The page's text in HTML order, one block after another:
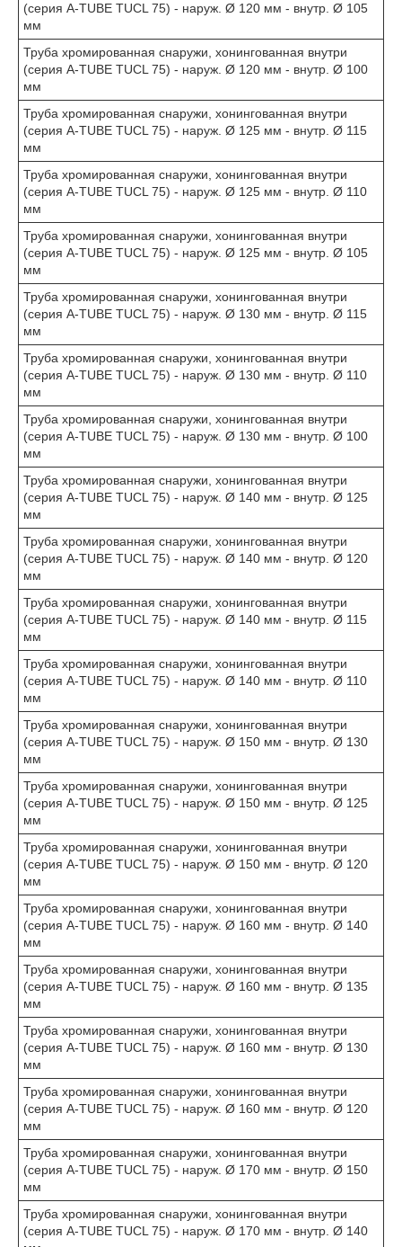
(серия A-TUBE TUCL 75) - наруж. Ø 120 мм - внутр. Ø 105
мм
Труба хромированная снаружи, хонингованная внутри
(серия A-TUBE TUCL 75) - наруж. Ø 120 мм - внутр. Ø 100
мм
Труба хромированная снаружи, хонингованная внутри
(серия A-TUBE TUCL 75) - наруж. Ø 125 мм - внутр. Ø 115
мм
Труба хромированная снаружи, хонингованная внутри
(серия A-TUBE TUCL 75) - наруж. Ø 125 мм - внутр. Ø 110
мм
Труба хромированная снаружи, хонингованная внутри
(серия A-TUBE TUCL 75) - наруж. Ø 125 мм - внутр. Ø 105
мм
Труба хромированная снаружи, хонингованная внутри
(серия A-TUBE TUCL 75) - наруж. Ø 130 мм - внутр. Ø 115
мм
Труба хромированная снаружи, хонингованная внутри
(серия A-TUBE TUCL 75) - наруж. Ø 130 мм - внутр. Ø 110
мм
Труба хромированная снаружи, хонингованная внутри
(серия A-TUBE TUCL 75) - наруж. Ø 130 мм - внутр. Ø 100
мм
Труба хромированная снаружи, хонингованная внутри
(серия A-TUBE TUCL 75) - наруж. Ø 140 мм - внутр. Ø 125
мм
Труба хромированная снаружи, хонингованная внутри
(серия A-TUBE TUCL 75) - наруж. Ø 140 мм - внутр. Ø 120
мм
Труба хромированная снаружи, хонингованная внутри
(серия A-TUBE TUCL 75) - наруж. Ø 140 мм - внутр. Ø 115
мм
Труба хромированная снаружи, хонингованная внутри
(серия A-TUBE TUCL 75) - наруж. Ø 140 мм - внутр. Ø 110
мм
Труба хромированная снаружи, хонингованная внутри
(серия A-TUBE TUCL 75) - наруж. Ø 150 мм - внутр. Ø 130
мм
Труба хромированная снаружи, хонингованная внутри
(серия A-TUBE TUCL 75) - наруж. Ø 150 мм - внутр. Ø 125
мм
Труба хромированная снаружи, хонингованная внутри
(серия A-TUBE TUCL 75) - наруж. Ø 150 мм - внутр. Ø 120
мм
Труба хромированная снаружи, хонингованная внутри
(серия A-TUBE TUCL 75) - наруж. Ø 160 мм - внутр. Ø 140
мм
Труба хромированная снаружи, хонингованная внутри
(серия A-TUBE TUCL 75) - наруж. Ø 160 мм - внутр. Ø 135
мм
Труба хромированная снаружи, хонингованная внутри
(серия A-TUBE TUCL 75) - наруж. Ø 160 мм - внутр. Ø 130
мм
Труба хромированная снаружи, хонингованная внутри
(серия A-TUBE TUCL 75) - наруж. Ø 160 мм - внутр. Ø 120
мм
Труба хромированная снаружи, хонингованная внутри
(серия A-TUBE TUCL 75) - наруж. Ø 170 мм - внутр. Ø 150
мм
Труба хромированная снаружи, хонингованная внутри
(серия A-TUBE TUCL 75) - наруж. Ø 170 мм - внутр. Ø 140